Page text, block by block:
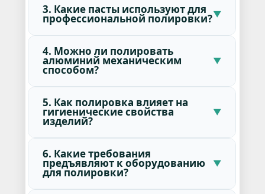
3. Какие пасты используют для
профессиональной полировки?
4. Можно ли полировать
алюминий механическим
способом?
5. Как полировка влияет на
гигиенические свойства
изделий?
6. Какие требования
предъявляют к оборудованию
для полировки?